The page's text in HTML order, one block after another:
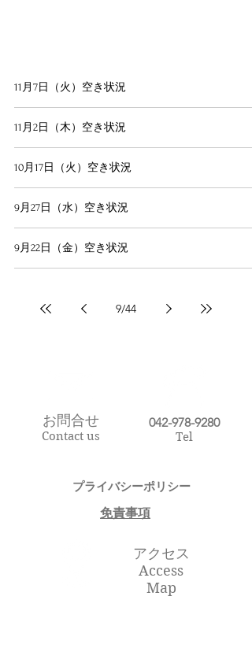
11月7日（火）空き状況
11月2日（木）空き状況
10月17日（火）空き状況
9月27日（水）空き状況
9月22日（金）空き状況
9/44
お問合せ
Contact us
​042-978-9280
Tel
プライバシーポリシー​
​免責事項
アクセス
Access
Map